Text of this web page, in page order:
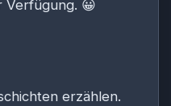
Verfügung. 😀
erzählen.